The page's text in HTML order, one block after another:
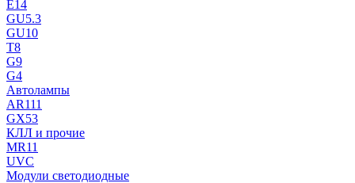
E14
GU5.3
GU10
T8
G9
G4
Автолампы
AR111
GX53
КЛЛ и прочие
MR11
UVC
Модули светодиодные